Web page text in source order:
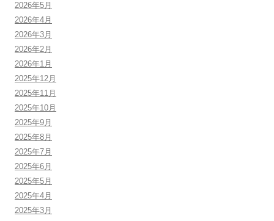
2026年5月
2026年4月
2026年3月
2026年2月
2026年1月
2025年12月
2025年11月
2025年10月
2025年9月
2025年8月
2025年7月
2025年6月
2025年5月
2025年4月
2025年3月